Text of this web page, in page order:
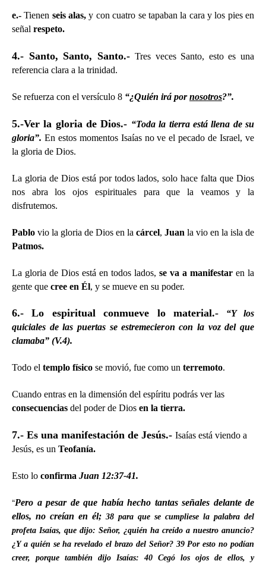
e.- Tienen seis alas, y con cuatro se tapaban la cara y los pies en
señal respeto.
4.- Santo, Santo, Santo.-Tres veces Santo, esto es una
referencia clara a la trinidad.
Se refuerza con el versículo 8 “¿Quién irá pornosotros?”.
5.-Ver la gloria de Dios.- “Toda la tierra está llena de su
gloria”. En estos momentos Isaías no ve el pecado de Israel, ve
la gloria de Dios.
La gloria de Dios está por todos lados, solo hace falta que Dios
nos abra los ojos espirituales para que la veamos y la
disfrutemos.
Pablo vio la gloria de Dios en la cárcel, Juan la vio en la isla de
Patmos.
La gloria de Dios está en todos lados, se va a manifestar en la
gente que cree en Él, y se mueve en su poder.
6.- Lo espiritual conmueve lo material.- “Y los
quiciales de las puertas se estremecieron con la voz del que
clamaba” (V.4).
Todo el templo físico se movió, fue como un terremoto.
Cuando entras en la dimensión del espíritu podrás ver las
consecuencias del poder de Dios en la tierra.
7.- Es una manifestación de Jesús.- Isaías está viendo a
Jesús, es un Teofanía.
Esto lo confirma Juan 12:37-41.
“Pero a pesar de que había hecho tantas señales delante de
ellos, no creían en él; 38 para que se cumpliese la palabra del
profeta Isaías, que dijo: Señor, ¿quién ha creído a nuestro anuncio?
¿Y a quién se ha revelado el brazo del Señor? 39Por esto no podían
creer, porque también dijo Isaías:40 Cegó los ojos de ellos, y